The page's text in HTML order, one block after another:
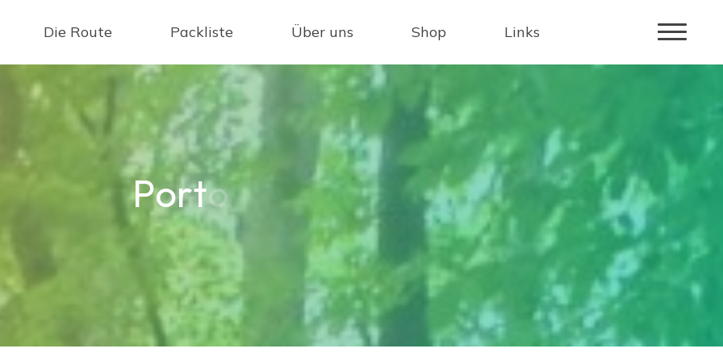
Die Route Packliste Über uns Shop Links
Porto